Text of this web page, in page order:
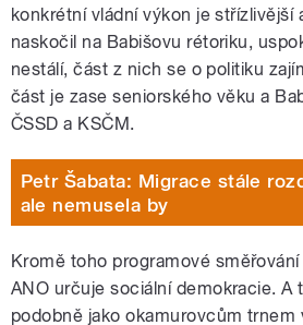
konkrétní vládní výkon je střízlivější
naskočil na Babišovu rétoriku,
nestálí, část z nich se o politiku
část je zase seniorského věku a
ČSSD a KSČM.
Petr Šabata: Migrace stále
ale nemusela by
Kromě toho programové
ANO určuje sociální demokracie. A
podobně jako okamurovcům trnem